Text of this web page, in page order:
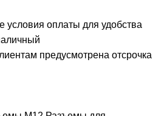
условия оплаты для удобства
предусмотрена отсрочка